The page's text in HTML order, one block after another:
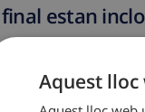
estan
final?
sobre
Aquest